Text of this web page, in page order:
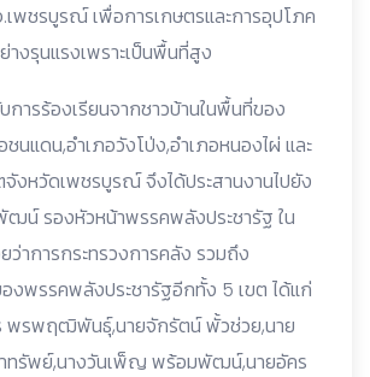
เพชรบูรณ์ เพื่อการเกษตรและการอุปโภค
งรุนแรงเพราะเป็นพื้นที่สูง
การร้องเรียนจากชาวบ้านในพื้นที่ของ
นแดน,อำเภอวังโป่ง,อำเภอหนองไผ่ และ
จังหวัดเพชรบูรณ์ จึงได้ประสานงานไปยัง
น์ รองหัวหน้าพรรคพลังประชารัฐ ใน
ว่าการกระทรวงการคลัง รวมถึง
พรรคพลังประชารัฐอีกทั้ง 5 เขต ได้แก่
รพฤฒิพันธุ์,นายจักรัตน์ พั้วช่วย,นาย
ทรัพย์,นางวันเพ็ญ พร้อมพัฒน์,นายอัคร